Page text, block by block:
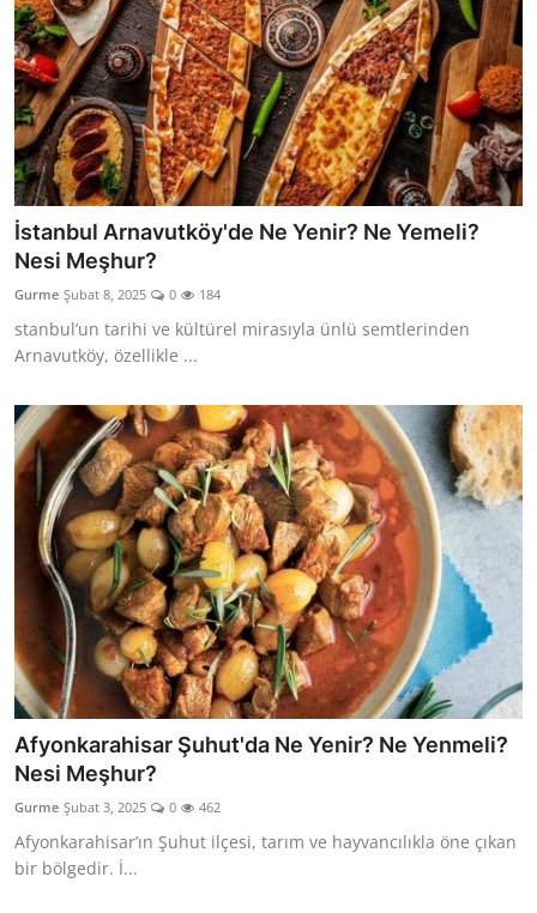
İstanbul Arnavutköy'de Ne Yenir? Ne Yemeli?
Nesi Meşhur?
Gurme Şubat 8, 2025 0 184
stanbul’un tarihi ve kültürel mirasıyla ünlü semtlerinden
Arnavutköy, özellikle ...
Afyonkarahisar Şuhut'da Ne Yenir? Ne Yenmeli?
Nesi Meşhur?
Gurme Şubat 3, 2025 0 462
Afyonkarahisar’ın Şuhut ilçesi, tarım ve hayvancılıkla öne çıkan
bir bölgedir. İ...